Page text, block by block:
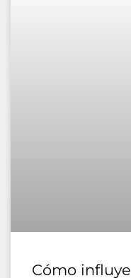
Cómo